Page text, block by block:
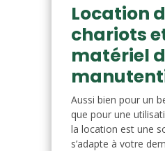
Location
chariots
matériel
Aussi bien pour un
que pour une
la location est une
s’adapte à votre